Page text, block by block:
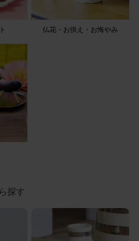
ームもあり満足です。
Mサイズ
に、色指定でお願いしました。１２
リスマスカラーも添えていただき、季
ンジ。お相手にも喜んでいただき良
仏花・お供え・お悔やみ
探す